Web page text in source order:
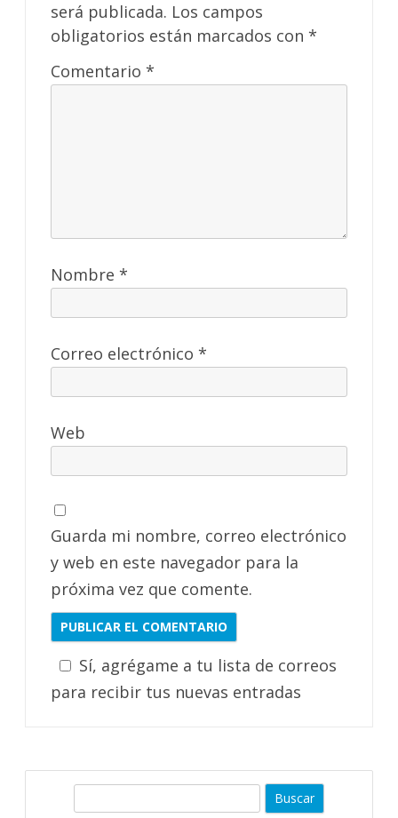
será publicada. Los campos
obligatorios están marcados con *
Comentario *
Nombre *
Correo electrónico *
Web
Guarda mi nombre, correo electrónico
y web en este navegador para la
próxima vez que comente.
Sí, agrégame a tu lista de correos
para recibir tus nuevas entradas